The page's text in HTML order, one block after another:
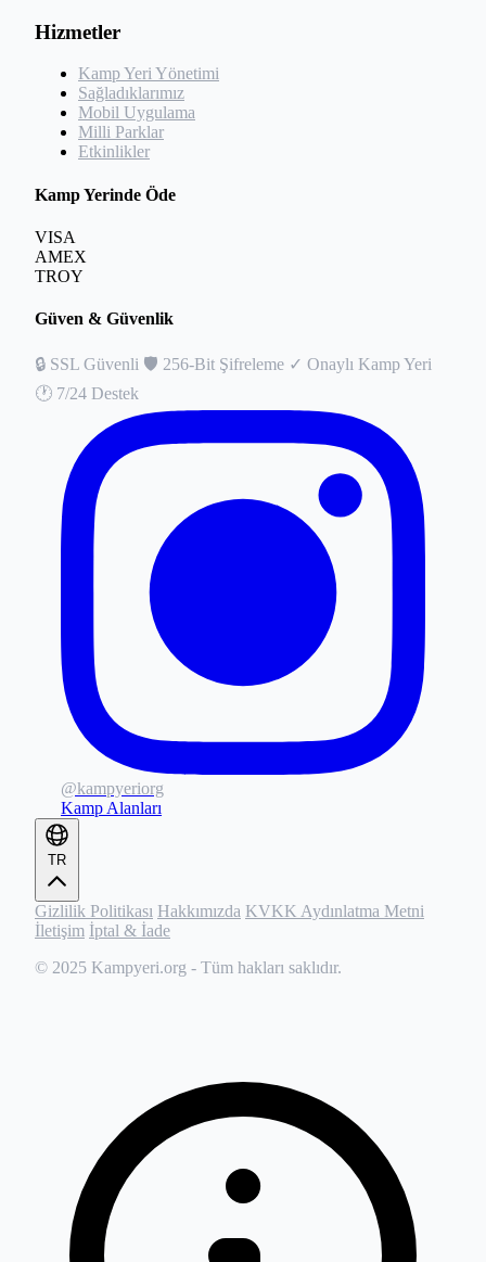
Hizmetler
Kamp Yeri Yönetimi
Sağladıklarımız
Mobil Uygulama
Milli Parklar
Etkinlikler
Kamp Yerinde Öde
VISA
AMEX
TROY
Güven & Güvenlik
🔒 SSL Güvenli 🛡️ 256-Bit Şifreleme ✓ Onaylı Kamp Yeri
🕐 7/24 Destek
@kampyeriorg
Kamp Alanları
TR
Gizlilik Politikası Hakkımızda KVKK Aydınlatma Metni
İletişim İptal & İade
© 2025 Kampyeri.org - Tüm hakları saklıdır.